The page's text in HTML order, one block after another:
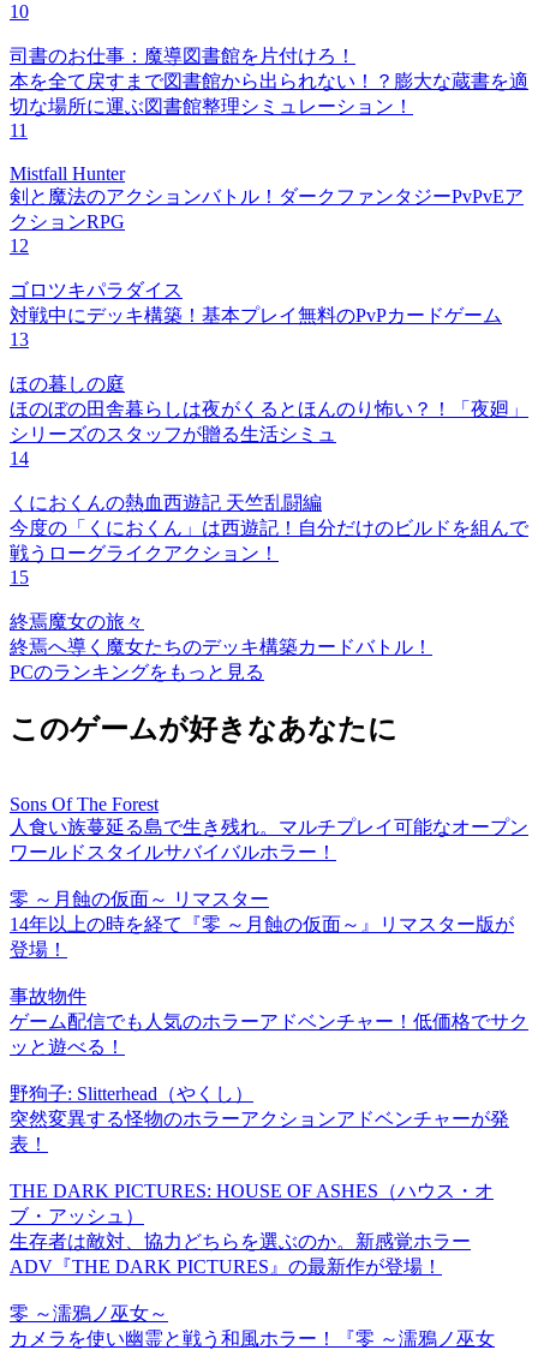
10
司書のお仕事：魔導図書館を片付けろ！
本を全て戻すまで図書館から出られない！？膨大な蔵書を適
切な場所に運ぶ図書館整理シミュレーション！
11
Mistfall Hunter
剣と魔法のアクションバトル！ダークファンタジーPvPvEア
クションRPG
12
ゴロツキパラダイス
対戦中にデッキ構築！基本プレイ無料のPvPカードゲーム
13
ほの暮しの庭
ほのぼの田舎暮らしは夜がくるとほんのり怖い？！「夜廻」
シリーズのスタッフが贈る生活シミュ
14
くにおくんの熱血西遊記 天竺乱闘編
今度の「くにおくん」は西遊記！自分だけのビルドを組んで
戦うローグライクアクション！
15
終焉魔女の旅々
終焉へ導く魔女たちのデッキ構築カードバトル！
PCのランキングをもっと見る
このゲームが好きなあなたに
Sons Of The Forest
人食い族蔓延る島で生き残れ。マルチプレイ可能なオープン
ワールドスタイルサバイバルホラー！
零 ～月蝕の仮面～ リマスター
14年以上の時を経て『零 ～月蝕の仮面～』リマスター版が
登場！
事故物件
ゲーム配信でも人気のホラーアドベンチャー！低価格でサク
ッと遊べる！
野狗子: Slitterhead（やくし）
突然変異する怪物のホラーアクションアドベンチャーが発
表！
THE DARK PICTURES: HOUSE OF ASHES（ハウス・オ
ブ・アッシュ）
生存者は敵対、協力どちらを選ぶのか。新感覚ホラー
ADV『THE DARK PICTURES』の最新作が登場！
零 ～濡鴉ノ巫女～
カメラを使い幽霊と戦う和風ホラー！『零 ～濡鴉ノ巫女